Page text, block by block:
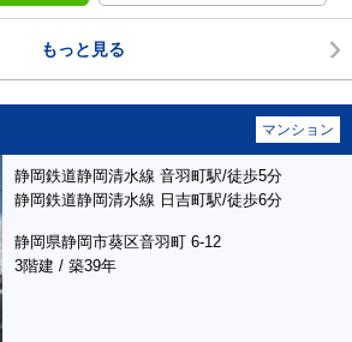
もっと見る
マンション
静岡鉄道静岡清水線 音羽町駅/徒歩5分
静岡鉄道静岡清水線 日吉町駅/徒歩6分
静岡県静岡市葵区音羽町 6-12
3階建 / 築39年